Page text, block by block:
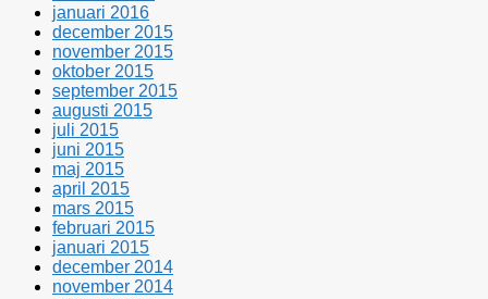
januari 2016
december 2015
november 2015
oktober 2015
september 2015
augusti 2015
juli 2015
juni 2015
maj 2015
april 2015
mars 2015
februari 2015
januari 2015
december 2014
november 2014